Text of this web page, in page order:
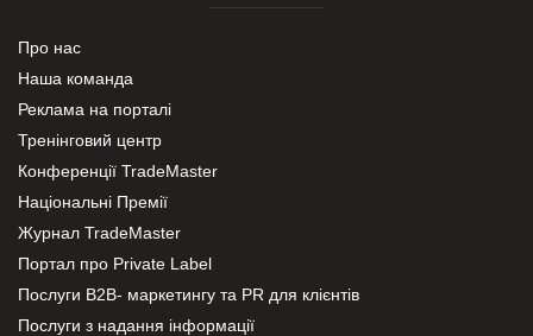
Про нас
Наша команда
Реклама на порталі
Тренінговий центр
Конференції TradeMaster
Національні Премії
Журнал TradeMaster
Портал про Private Label
Послуги В2В- маркетингу та PR для клієнтів
Послуги з надання інформації